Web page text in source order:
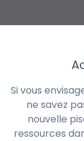
Si vous
ne savez
nouvelle
ressources